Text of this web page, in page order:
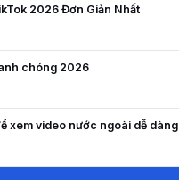
2026 Đơn Giản Nhất
chóng 2026
xem video nước ngoài dễ dàng